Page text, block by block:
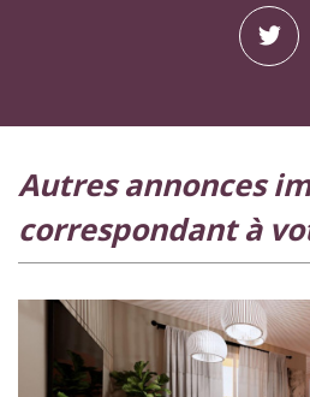
autres annonces immobilières
correspondant à